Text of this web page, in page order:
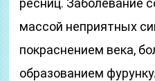
ресниц. Заболевание
массой неприятных
покраснением века,
образованием